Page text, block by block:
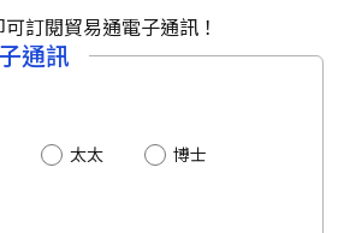
訂閱貿易通電子通訊！
通訊
太太 博士